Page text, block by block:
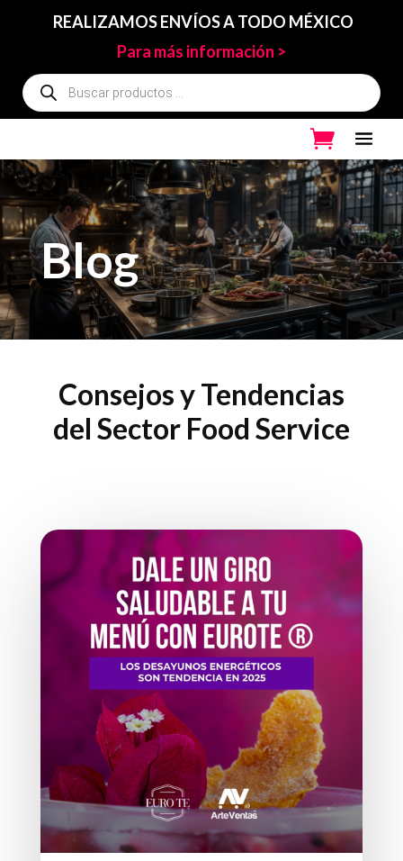
REALIZAMOS ENVÍOS A TODO MÉXICO
Para más información >
Búsqueda
de
productos
Blog
Consejos y Tendencias
del Sector Food Service